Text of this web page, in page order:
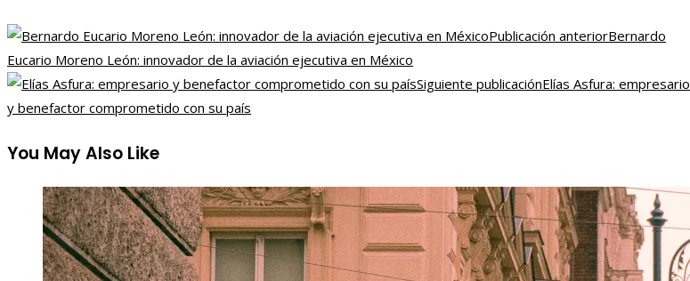
Publicación anteriorBernardo
Eucario Moreno León: innovador de la aviación ejecutiva en México
Siguiente publicaciónElías Asfura: empresario
y benefactor comprometido con su país
You May Also Like